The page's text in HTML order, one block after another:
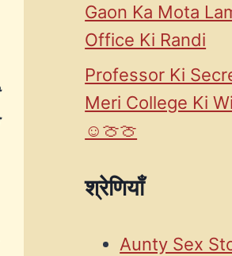
Gaon Ka Mota
Office Ki Randi
Professor Ki
Meri College Ki
☺️🍈🍈
श्रेणियाँ
Aunty Sex